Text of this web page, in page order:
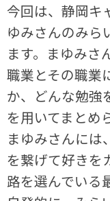
今回は、静岡キ
ゆみさんのみら
ます。まゆみさ
職業とその職業
か、どんな勉強
を用いてまとめ
まゆみさんには
を繋げて好きを
路を選んでいる